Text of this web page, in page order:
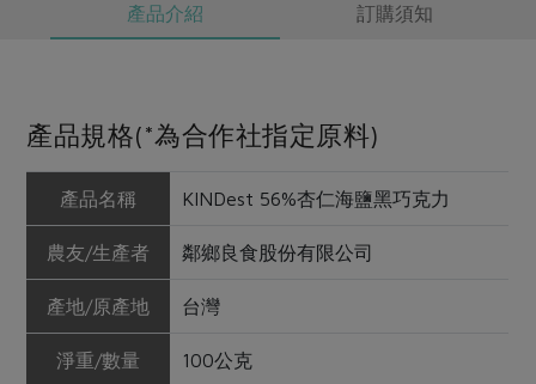
產品介紹 訂購須知
產品規格(*為合作社指定原料)
產品名稱 KINDest 56%杏仁海鹽黑巧克力
農友/生產者 鄰鄉良食股份有限公司
產地/原產地 台灣
淨重/數量 100公克